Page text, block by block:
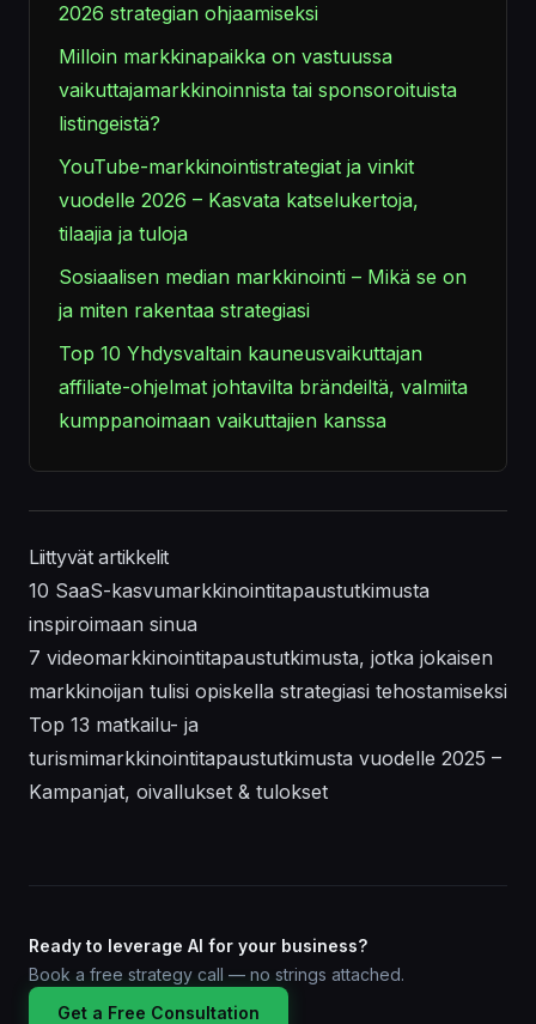
2026 strategian ohjaamiseksi
Milloin markkinapaikka on vastuussa
vaikuttajamarkkinoinnista tai sponsoroituista
listingeistä?
YouTube-markkinointistrategiat ja vinkit
vuodelle 2026 – Kasvata katselukertoja,
tilaajia ja tuloja
Sosiaalisen median markkinointi – Mikä se on
ja miten rakentaa strategiasi
Top 10 Yhdysvaltain kauneusvaikuttajan
affiliate-ohjelmat johtavilta brändeiltä, valmiita
kumppanoimaan vaikuttajien kanssa
Liittyvät artikkelit
10 SaaS-kasvumarkkinointitapaustutkimusta
inspiroimaan sinua
7 videomarkkinointitapaustutkimusta, jotka jokaisen
markkinoijan tulisi opiskella strategiasi tehostamiseksi
Top 13 matkailu- ja
turismimarkkinointitapaustutkimusta vuodelle 2025 –
Kampanjat, oivallukset & tulokset
Ready to leverage AI for your business?
Book a free strategy call — no strings attached.
Get a Free Consultation